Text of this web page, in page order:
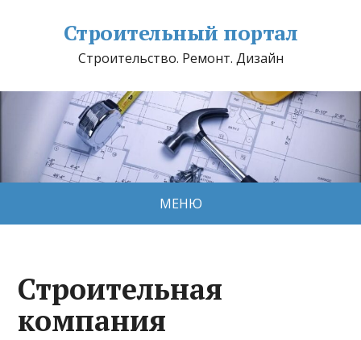
Строительный портал
Строительство. Ремонт. Дизайн
МЕНЮ
Строительная
компания